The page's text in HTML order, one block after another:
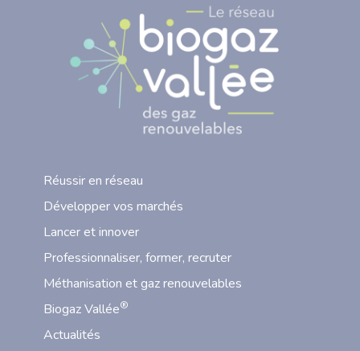
Réussir en réseau
Développer vos marchés
Lancer et innover
Professionnaliser, former, recruter
Méthanisation et gaz renouvelables
Biogaz Vallée®
Actualités